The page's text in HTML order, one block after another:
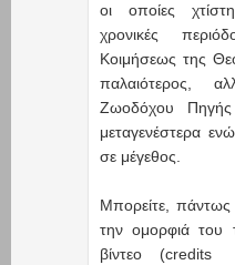
οι οποίες
χρονικές
Κοιμήσεως της
παλαιότερος,
Ζωοδόχου Πηγής
μεταγενέστερα
σε μέγεθος.
Μπορείτε, πάντως
την ομορφιά του
βίντεο